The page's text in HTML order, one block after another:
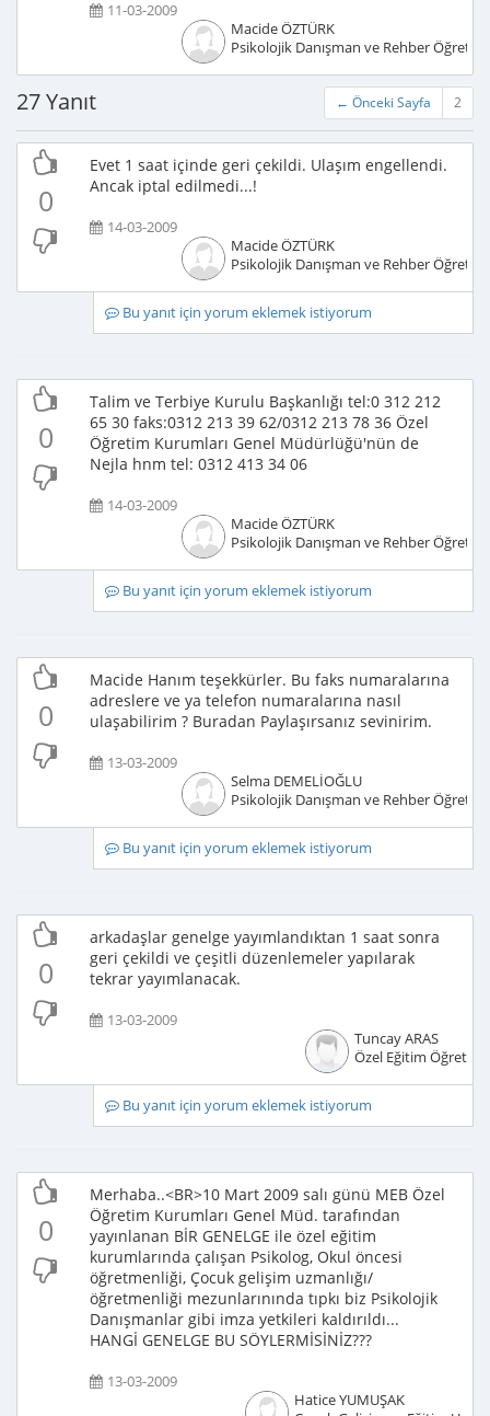
11-03-2009
Macide ÖZTÜRK
Psikolojik Danışman ve Rehber
← Önceki Sayfa 2
27 Yanıt
0
Evet 1 saat içinde geri çekildi. Ulaşım engellendi.
Ancak iptal edilmedi...!
14-03-2009
Macide ÖZTÜRK
Psikolojik Danışman ve Rehber
Bu yanıt için yorum eklemek istiyorum
0
Talim ve Terbiye Kurulu Başkanlığı tel:0 312 212
65 30 faks:0312 213 39 62/0312 213 78 36 Özel
Öğretim Kurumları Genel Müdürlüğü'nün de
Nejla hnm tel: 0312 413 34 06
14-03-2009
Macide ÖZTÜRK
Psikolojik Danışman ve Rehber
Bu yanıt için yorum eklemek istiyorum
0
Macide Hanım teşekkürler. Bu faks numaralarına
adreslere ve ya telefon numaralarına nasıl
ulaşabilirim ? Buradan Paylaşırsanız sevinirim.
13-03-2009
Selma DEMELİOĞLU
Psikolojik Danışman ve Rehber
Bu yanıt için yorum eklemek istiyorum
0
arkadaşlar genelge yayımlandıktan 1 saat sonra
geri çekildi ve çeşitli düzenlemeler yapılarak
tekrar yayımlanacak.
13-03-2009
Tuncay ARAS
Özel Eğitim
Bu yanıt için yorum eklemek istiyorum
0
Merhaba..<BR>10 Mart 2009 salı günü MEB Özel
Öğretim Kurumları Genel Müd. tarafından
yayınlanan BİR GENELGE ile özel eğitim
kurumlarında çalışan Psikolog, Okul öncesi
öğretmenliği, Çocuk gelişim uzmanlığı/
öğretmenliği mezunlarınında tıpkı biz Psikolojik
Danışmanlar gibi imza yetkileri kaldırıldı...
HANGİ GENELGE BU SÖYLERMİSİNİZ???
13-03-2009
Hatice YUMUŞAK